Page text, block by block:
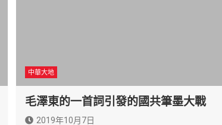
中華大地
毛澤東的一首詞引發的國共筆墨大戰
2019年10月7日